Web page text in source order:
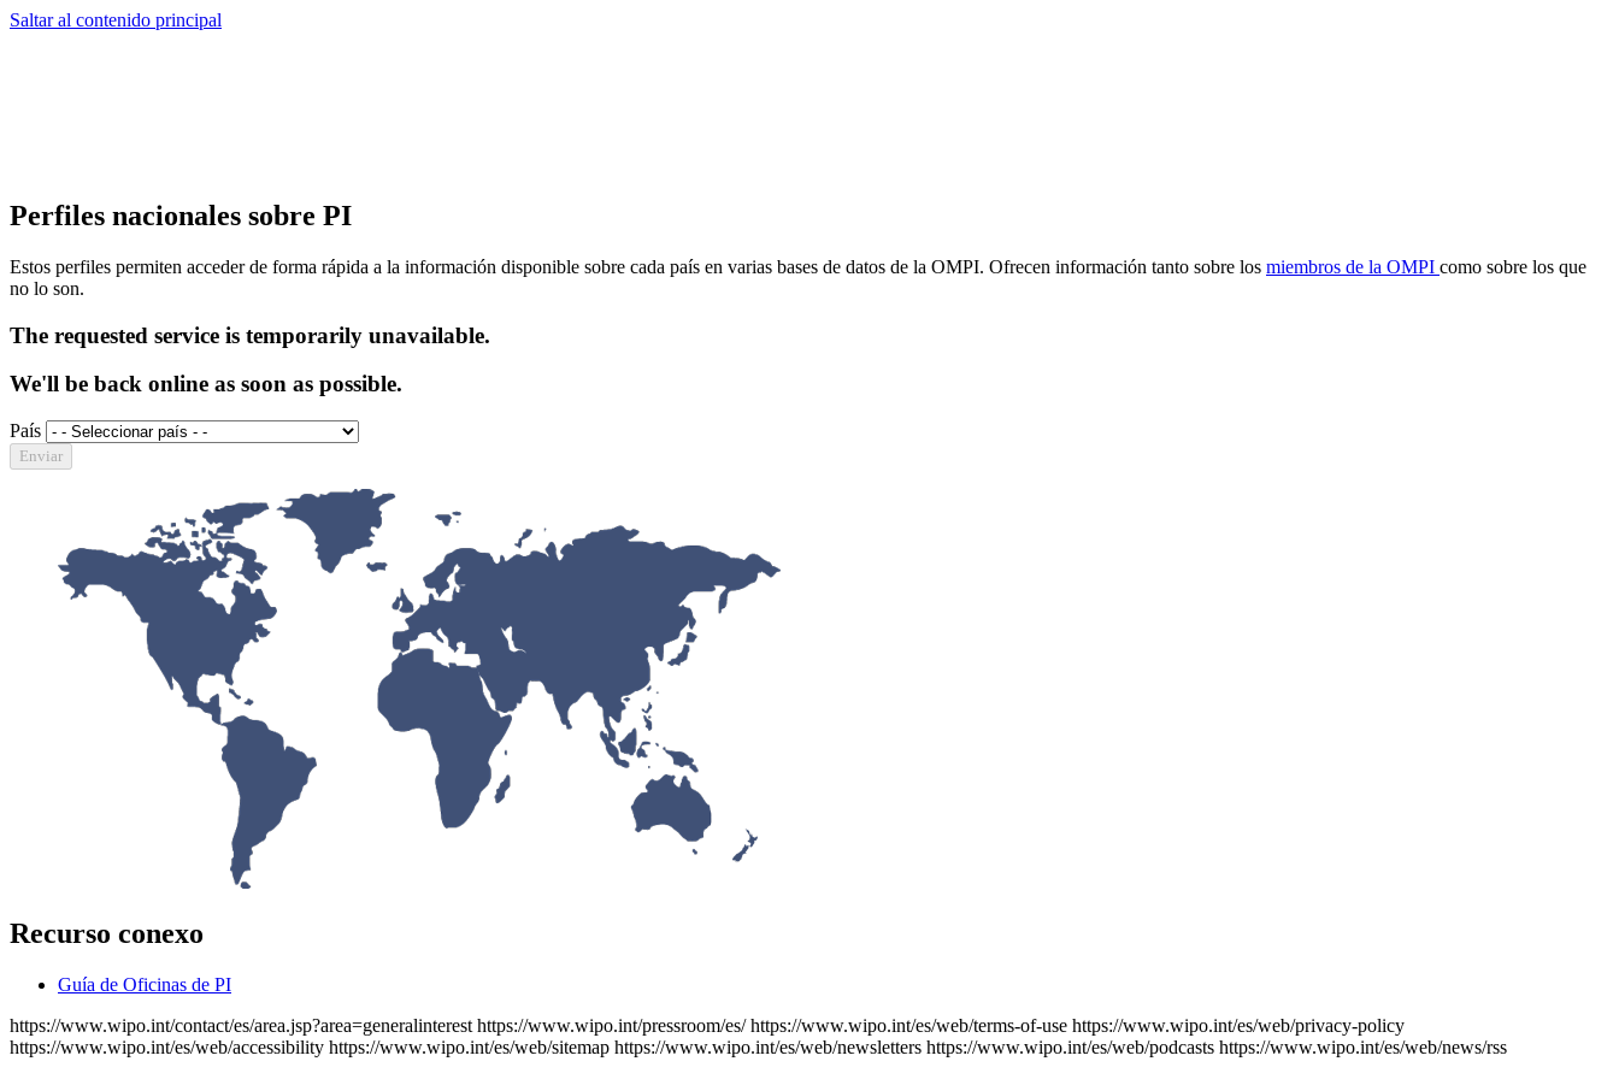
Saltar al contenido principal
Perfiles nacionales sobre PI
Estos perfiles permiten acceder de forma rápida a la información disponible sobre cada país en varias bases de datos de la OMPI. Ofrecen información tanto sobre los miembros de la OMPI como sobre los que
no lo son.
The requested service is temporarily unavailable.
We'll be back online as soon as possible.
País
Enviar
Recurso conexo
Guía de Oficinas de PI
https://www.wipo.int/contact/es/area.jsp?area=generalinterest https://www.wipo.int/pressroom/es/ https://www.wipo.int/es/web/terms-of-use https://www.wipo.int/es/web/privacy-policy
https://www.wipo.int/es/web/accessibility https://www.wipo.int/es/web/sitemap https://www.wipo.int/es/web/newsletters https://www.wipo.int/es/web/podcasts https://www.wipo.int/es/web/news/rss